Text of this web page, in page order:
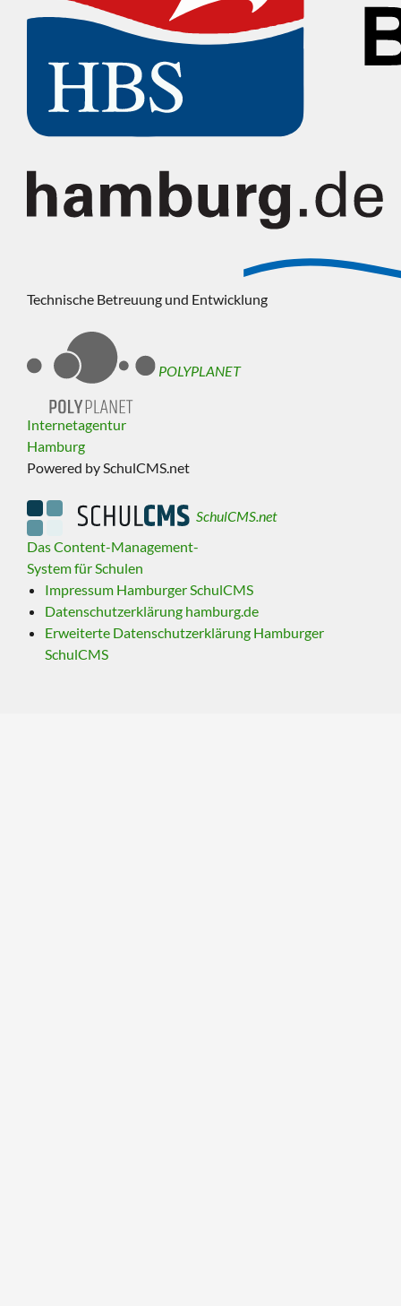
Technische Betreuung und Entwicklung
POLYPLANET
Internetagentur
Hamburg
Powered by SchulCMS.net
SchulCMS.net
Das Content-Management-
System für Schulen
Impressum Hamburger SchulCMS
Datenschutzerklärung hamburg.de
Erweiterte Datenschutzerklärung Hamburger
SchulCMS